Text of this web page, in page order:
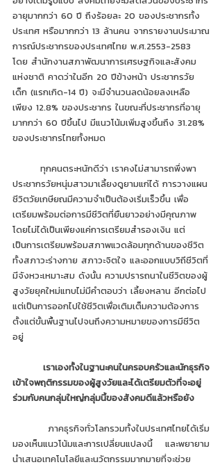
อายุมากกว่า 60 ปี ถึงร้อยละ 20 ของประชากรทั้ง
ประเทศ หรือมากกว่า 13 ล้านคน จากรายงานประมาณ
การณ์ประชากรของประเทศไทย พ.ศ.2553-2583
โดย สํานักงานสภาพัฒนาการเศรษฐกิจและสังคม
แห่งชาติ คาดว่าในอีก 20 ปีข้างหน้า ประชากรวัย
เด็ก (แรกเกิด-14 ปี) จะมีจำนวนลดน้อยลงเหลือ
เพียง 12.8% ของประชากร ในขณะที่ประชากรที่อายุ
มากกว่า 60 ปีขึ้นไป มีแนวโน้มเพิ่มสูงขึ้นถึง 31.28%
ของประชากรไทยทั้งหมด
ประชากรวัยหนุ่มสาวมาเลี้ยงดูยามแก่ได้ การวางแผน
ชีวิตวัยเกษียณมีความจำเป็นต้องเริ่มเร็วขึ้น เพื่อ
เตรียมพร้อมต่อการมีชีวิตที่ยืนยาวอย่างมีคุณภาพ
โดยไม่ได้เป็นเพียงแค่การเตรียมสำรองเงิน แต่
เป็นการเตรียมพร้อมสภาพแวดล้อมทุกด้านของชีวิต
ทั้งสภาวะร่างกาย สภาวะจิตใจ และออกแบบวิถีชีวิตที่
มีจังหวะเหมาะสม ดังนั้น ความปรารถนาในชีวิตของผู้
สูงวัยยุคใหม่แทบไม่มีคำตอบว่า เลี้ยงหลาน อีกต่อไป
แต่เป็นการออกไปใช้ชีวิตเพื่อเติมเต็มความต้องการ
ตั้งแต่ขั้นพื้นฐานไปจนถึงความหมายของการมีชีวิต
อยู่
เราเองทั้งในฐานะคนในครอบครัวและนักธุรกิจ
เข้าใจพฤติกรรมของผู้สูงวัยและได้เตรียมตัวที่จะอยู่
ร่วมกับคนกลุ่มใหญ่กลุ่มนี้ของสังคมดีแล้วหรือยัง
มองเห็นแนวโน้มและการเปลี่ยนแปลงนี้ และพยายาม
นำเสนอเทคโนโลยีและนวัตกรรมมากมายที่จะช่วย